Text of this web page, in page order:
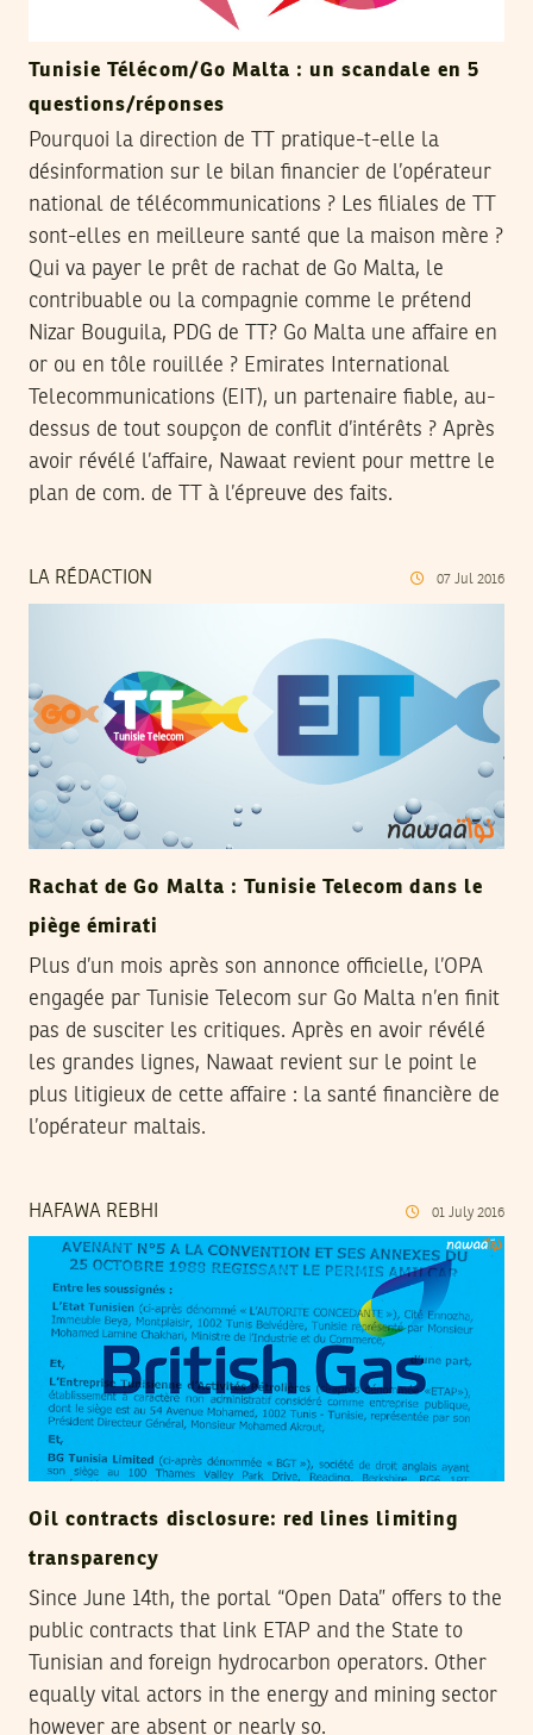
Tunisie Télécom/Go Malta : un scandale en 5
questions/réponses
Pourquoi la direction de TT pratique-t-elle la
désinformation sur le bilan financier de l’opérateur
national de télécommunications ? Les filiales de TT
sont-elles en meilleure santé que la maison mère ?
Qui va payer le prêt de rachat de Go Malta, le
contribuable ou la compagnie comme le prétend
Nizar Bouguila, PDG de TT? Go Malta une affaire en
or ou en tôle rouillée ? Emirates International
Telecommunications (EIT), un partenaire fiable, au-
dessus de tout soupçon de conflit d’intérêts ? Après
avoir révélé l’affaire, Nawaat revient pour mettre le
plan de com. de TT à l’épreuve des faits.
LA RÉDACTION 07 Jul 2016
Rachat de Go Malta : Tunisie Telecom dans le
piège émirati
Plus d’un mois après son annonce officielle, l’OPA
engagée par Tunisie Telecom sur Go Malta n’en finit
pas de susciter les critiques. Après en avoir révélé
les grandes lignes, Nawaat revient sur le point le
plus litigieux de cette affaire : la santé financière de
l’opérateur maltais.
HAFAWA REBHI 01 July 2016
Oil contracts disclosure: red lines limiting
transparency
Since June 14th, the portal “Open Data” offers to the
public contracts that link ETAP and the State to
Tunisian and foreign hydrocarbon operators. Other
equally vital actors in the energy and mining sector
however are absent or nearly so.